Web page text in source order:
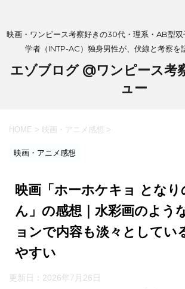
映画・ワンピース考察好きの30代・理系・AB型
学者（INTP-AC）独身男性が、伏線と考察を
エゾブログ @ワンピース考
ュー
HOME > 映画・アニメ感想 >
映画・アニメ感想
映画「ホーホケキョ となり
ん」の感想｜水彩画のよう
ョンで内容も淡々としてい
やすい
更新日： 2026年7月26日